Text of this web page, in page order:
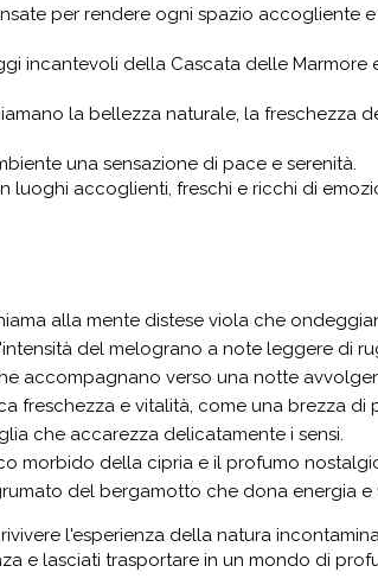
per rendere ogni spazio accogliente
incantevoli della Cascata delle Marmore
la bellezza naturale, la freschezza
una sensazione di pace e serenità.
luoghi accoglienti, freschi e ricchi di
alla mente distese viola che
del melograno a note leggere di
accompagnano verso una notte
freschezza e vitalità, come una brezza di
che accarezza delicatamente i sensi.
morbido della cipria e il profumo
del bergamotto che dona energia e
l'esperienza della natura
e lasciati trasportare in un mondo di